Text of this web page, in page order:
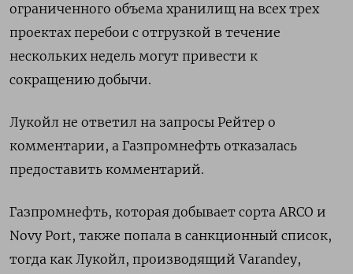
ограниченного объема хранилищ на всех трех
проектах перебои с отгрузкой в течение
нескольких недель могут привести к
сокращению добычи.
Лукойл не ответил на запросы Рейтер о
комментарии, а Газпромнефть отказалась
предоставить комментарий.
Газпромнефть, которая добывает сорта ARCO и
Novy Port, также попала в санкционный список,
тогда как Лукойл, производящий Varandey,